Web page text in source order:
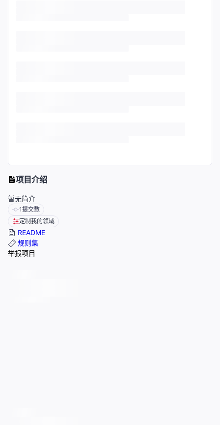
项目介绍
暂无简介
1提交数
定制我的领域
README
规则集
举报项目